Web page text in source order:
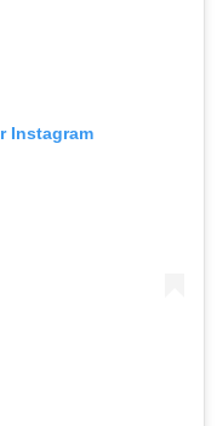
Instagram